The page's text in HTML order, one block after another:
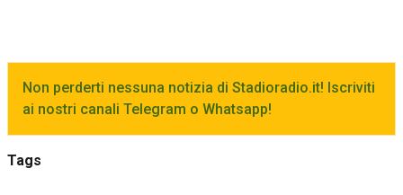
Non perderti nessuna notizia di Stadioradio.it! Iscriviti
ai nostri canali Telegram o Whatsapp!
Tags